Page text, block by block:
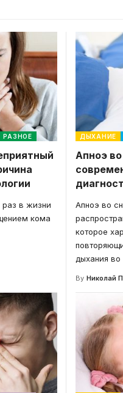
РАЗНОЕ
в жизни
кома
ДЫХАНИЕ
Апноэ
Апноэ во
которое
дыхания
By Николай